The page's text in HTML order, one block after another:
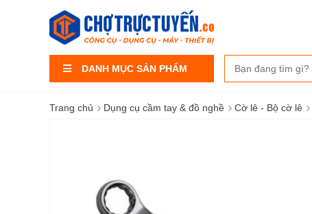
DANH MỤC SẢN PHẨM
Trang chủ › Dụng cụ cầm tay & đồ nghề › Cờ lê - Bộ cờ lê ›